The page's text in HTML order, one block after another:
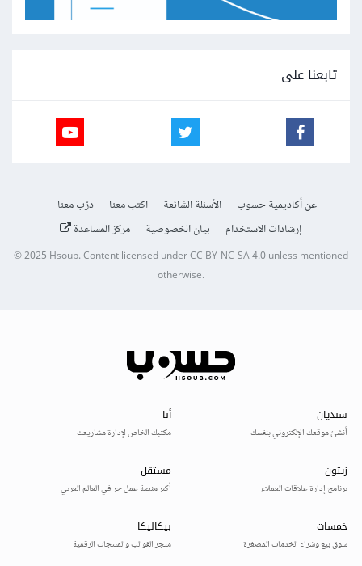
تابعنا على
عن أكاديمية حسوب الأسئلة الشائعة اكتب معنا
درّب معنا
إرشادات الاستخدام
بيان الخصوصية مركز المساعدة
© 2025Hsoub.Content licensed underCC BY-NC-SA 4.0unless mentioned
otherwise.